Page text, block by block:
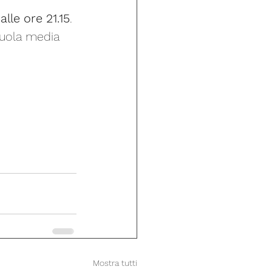
ore 21.15
media
Mostra tutti